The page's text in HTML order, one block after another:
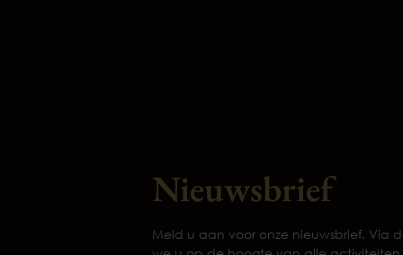
Nieuwsbrief
Meld u aan voor onze nieuwsbrief. Via